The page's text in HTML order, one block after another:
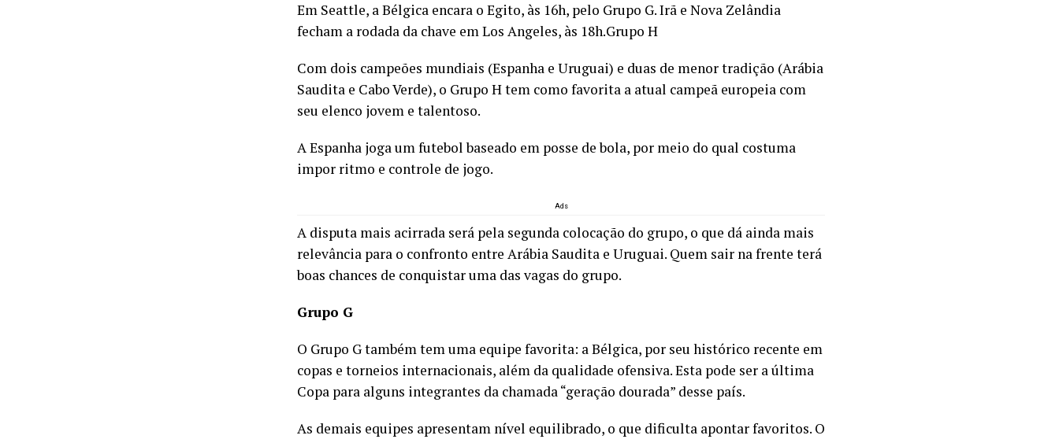
Em Seattle, a Bélgica encara o Egito, às 16h, pelo Grupo G. Irã e Nova Zelândia
fecham a rodada da chave em Los Angeles, às 18h.Grupo H
Com dois campeões mundiais (Espanha e Uruguai) e duas de menor tradição (Arábia
Saudita e Cabo Verde), o Grupo H tem como favorita a atual campeã europeia com
seu elenco jovem e talentoso.
A Espanha joga um futebol baseado em posse de bola, por meio do qual costuma
impor ritmo e controle de jogo.
Ads
A disputa mais acirrada será pela segunda colocação do grupo, o que dá ainda mais
relevância para o confronto entre Arábia Saudita e Uruguai. Quem sair na frente terá
boas chances de conquistar uma das vagas do grupo.
Grupo G
O Grupo G também tem uma equipe favorita: a Bélgica, por seu histórico recente em
copas e torneios internacionais, além da qualidade ofensiva. Esta pode ser a última
Copa para alguns integrantes da chamada “geração dourada” desse país.
As demais equipes apresentam nível equilibrado, o que dificulta apontar favoritos. O